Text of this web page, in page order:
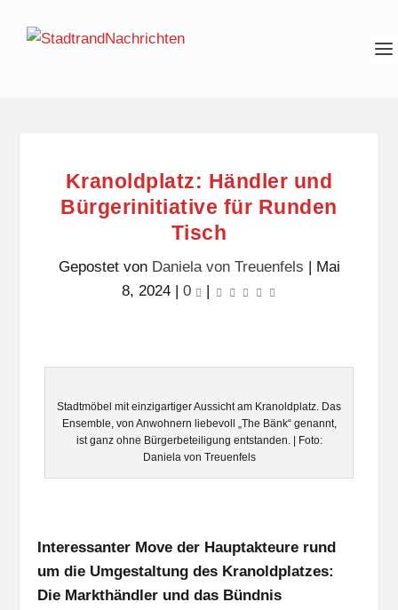
Kranoldplatz: Händler und
Bürgerinitiative für Runden
Tisch
Gepostet von Daniela von Treuenfels | Mai
8, 2024 | 0 |
Stadtmöbel mit einzigartiger Aussicht am Kranoldplatz. Das
Ensemble, von Anwohnern liebevoll „The Bänk“ genannt,
ist ganz ohne Bürgerbeteiligung entstanden. | Foto:
Daniela von Treuenfels
Interessanter Move der Hauptakteure rund
um die Umgestaltung des Kranoldplatzes:
Die Markthändler und das Bündnis